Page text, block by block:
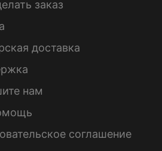
заказ
доставка
нам
соглашение